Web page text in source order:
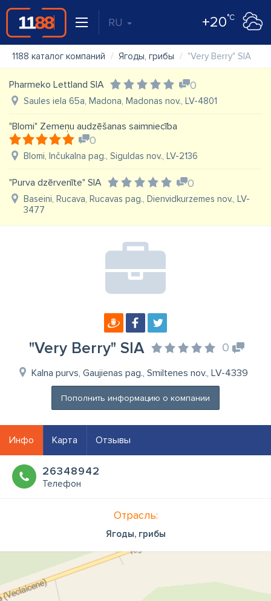
RU +20°C
1188 каталог компаний Ягоды, грибы "Very Berry" SIA
Pharmeko Lettland SIA 0
Saules iela 65a, Madona, Madonas nov., LV-4801
"Blomi" Zemeņu audzēšanas saimniecība
0
Blomi, Inčukalna pag., Siguldas nov., LV-2136
"Purva dzērvenīte" SIA 0
Baseini, Rucava, Rucavas pag., Dienvidkurzemes nov., LV-
3477
"Very Berry" SIA 0
Kalna purvs, Gaujienas pag., Smiltenes nov., LV-4339
Пополнить информацию о компании
Инфо Карта Отзывы
26348942
Телефон
Отрасль:
Ягоды, грибы